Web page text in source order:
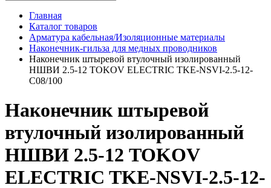
Главная
Каталог товаров
Арматура кабельная/Изоляционные материалы
Наконечник-гильза для медных проводников
Наконечник штыревой втулочный изолированный
НШВИ 2.5-12 TOKOV ELECTRIC TKE-NSVI-2.5-12-
C08/100
Наконечник штыревой
втулочный изолированный
НШВИ 2.5-12 TOKOV
ELECTRIC TKE-NSVI-2.5-12-